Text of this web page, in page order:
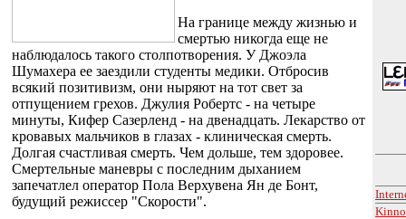
На границе между жизнью и
смертью никогда еще не
наблюдалось такого столпотворения. У Джоэла
Шумахера ее заездили студенты медики. Отбросив
всякий позитивизм, они ныряют на тот свет за
отпущением грехов. Джулия Робертс - на четыре
минуты, Кифер Сазерленд - на двенадцать. Лекарство от
кровавых мальчиков в глазах - клиническая смерть.
Долгая счастливая смерть. Чем дольше, тем здоровее.
Смертельные маневры с последним дыханием
запечатлел оператор Пола Верхувена Ян де Бонт,
будущий режиссер "Скорости".